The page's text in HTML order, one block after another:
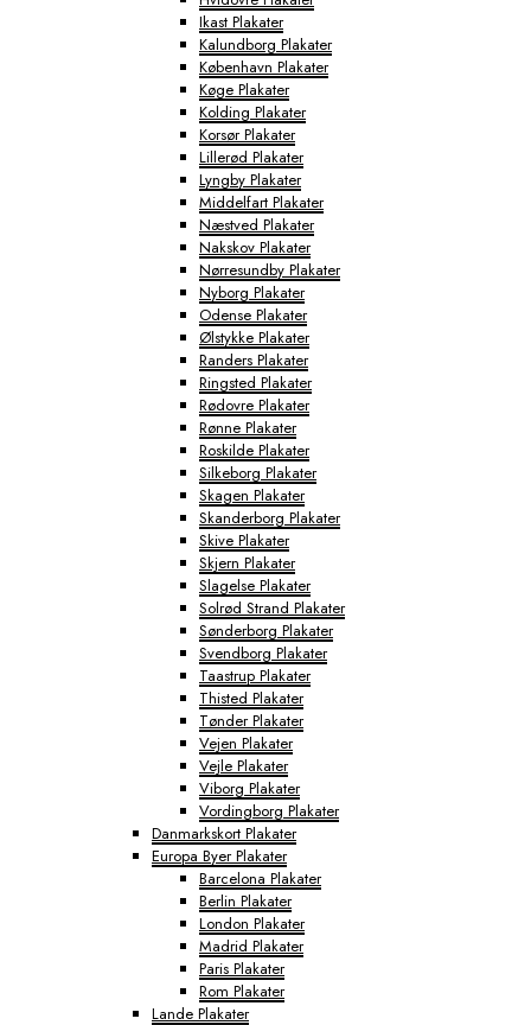
Ikast Plakater
Kalundborg Plakater
København Plakater
Køge Plakater
Kolding Plakater
Korsør Plakater
Lillerød Plakater
Lyngby Plakater
Middelfart Plakater
Næstved Plakater
Nakskov Plakater
Nørresundby Plakater
Nyborg Plakater
Odense Plakater
Ølstykke Plakater
Randers Plakater
Ringsted Plakater
Rødovre Plakater
Rønne Plakater
Roskilde Plakater
Silkeborg Plakater
Skagen Plakater
Skanderborg Plakater
Skive Plakater
Skjern Plakater
Slagelse Plakater
Solrød Strand Plakater
Sønderborg Plakater
Svendborg Plakater
Taastrup Plakater
Thisted Plakater
Tønder Plakater
Vejen Plakater
Vejle Plakater
Viborg Plakater
Vordingborg Plakater
Danmarkskort Plakater
Europa Byer Plakater
Barcelona Plakater
Berlin Plakater
London Plakater
Madrid Plakater
Paris Plakater
Rom Plakater
Lande Plakater